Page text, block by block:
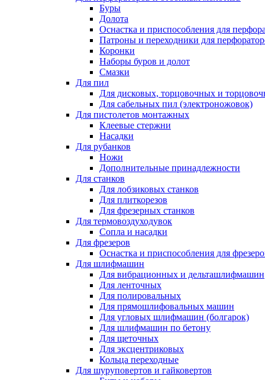
Буры
Долота
Оснастка и приспособления для
Патроны и переходники для
Коронки
Наборы буров и долот
Смазки
Для пил
Для дисковых, торцовочных и
Для сабельных пил (электроножовок)
Для пистолетов монтажных
Клеевые стержни
Насадки
Для рубанков
Ножи
Дополнительные принадлежности
Для станков
Для лобзиковых станков
Для плиткорезов
Для фрезерных станков
Для термовоздуходувок
Сопла и насадки
Для фрезеров
Оснастка и приспособления для
Для шлифмашин
Для вибрационных и дельташлифмашин
Для ленточных
Для полировальных
Для прямошлифовальных машин
Для угловых шлифмашин (болгарок)
Для шлифмашин по бетону
Для щеточных
Для эксцентриковых
Кольца переходные
Для шуруповертов и гайковертов